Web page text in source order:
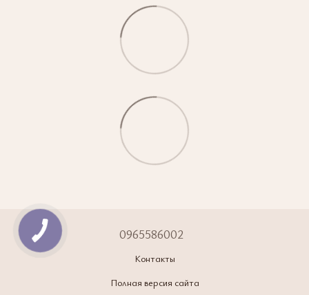
0965586002
Контакты
Полная версия сайта